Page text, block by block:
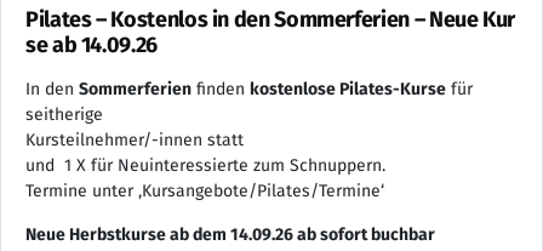
Pilates – Kostenlos in den Sommerferien – Neue Kur
se ab 14.09.26
In den Sommerferien finden kostenlose Pilates-Kurse für
seitherige
Kursteilnehmer/-innen statt
und 1 X für Neuinteressierte zum Schnuppern.
Termine unter ‚Kursangebote/Pilates/Termine‘
Neue Herbstkurse ab dem 14.09.26 ab sofort buchbar